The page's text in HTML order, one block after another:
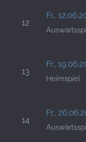
12
Fr.,
13
Fr.,
Heimspiel
14
Fr.,